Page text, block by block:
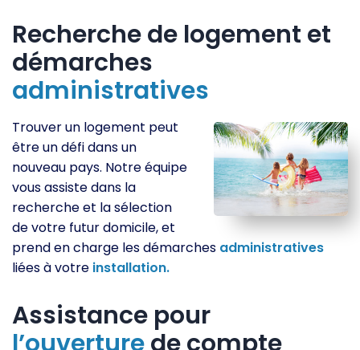
Recherche de logement et
démarches
administratives
Trouver un logement peut
être un défi dans un
nouveau pays. Notre équipe
vous assiste dans la
recherche et la sélection
de votre futur domicile, et
prend en charge les démarches administratives
liées à votre installation.
Assistance pour